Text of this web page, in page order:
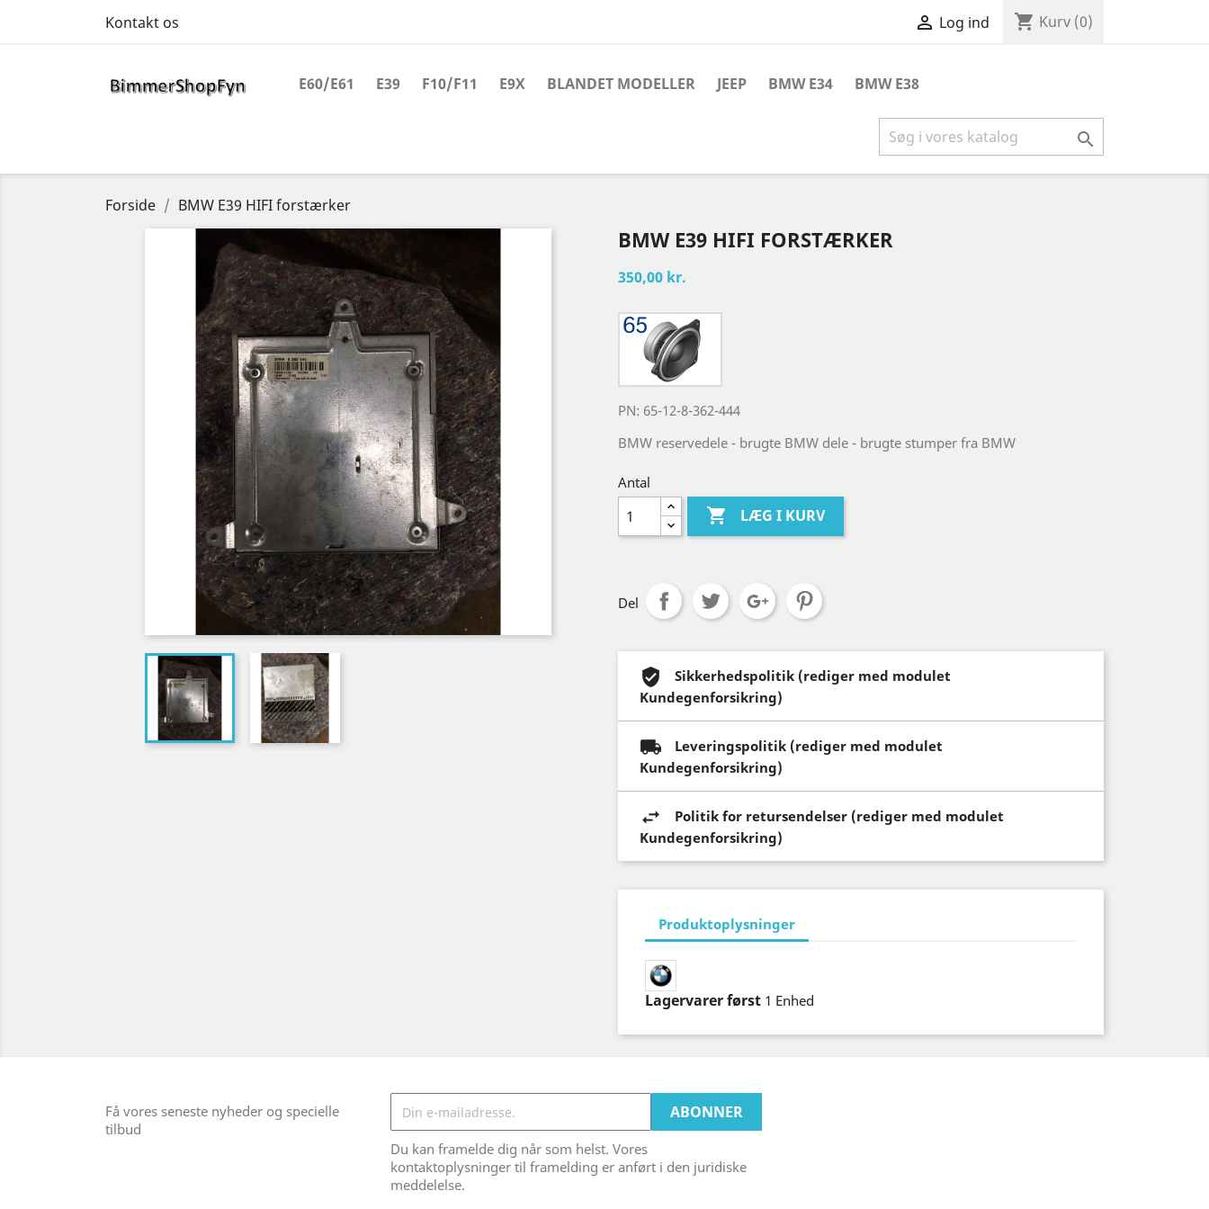
Kontakt os  Log ind shopping_cart Kurv (0)
E60/E61 E39 F10/F11 E9X BLANDET MODELLER JEEP BMW E34 BMW E38

Forside BMW E39 HIFI forstærker
BMW E39 HIFI FORSTÆRKER
350,00 kr.
PN: 65-12-8-362-444
BMW reservedele - brugte BMW dele - brugte stumper fra BMW
Antal
 LÆG I KURV
Del
Sikkerhedspolitik (rediger med modulet
Kundegenforsikring)
Leveringspolitik (rediger med modulet
Kundegenforsikring)
Politik for retursendelser (rediger med modulet
Kundegenforsikring)
Produktoplysninger
Lagervarer først 1 Enhed
Få vores seneste nyheder og specielle
tilbud
Du kan framelde dig når som helst. Vores
kontaktoplysninger til framelding er anført i den juridiske
meddelelse.